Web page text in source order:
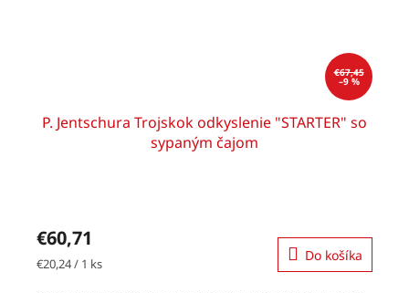
€67,45
–9 %
P. Jentschura Trojskok odkyslenie "STARTER" so
sypaným čajom
€60,71
Jednotková
€20,24 / 1 ks Do košíka